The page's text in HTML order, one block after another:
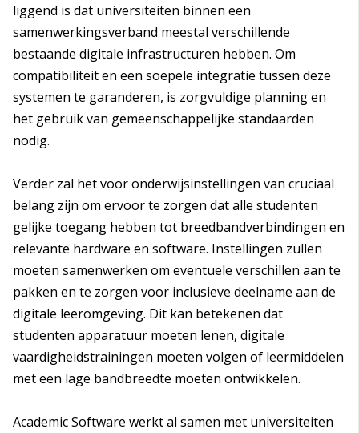
liggend is dat universiteiten binnen een
samenwerkingsverband meestal verschillende
bestaande digitale infrastructuren hebben. Om
compatibiliteit en een soepele integratie tussen deze
systemen te garanderen, is zorgvuldige planning en
het gebruik van gemeenschappelijke standaarden
nodig.
Verder zal het voor onderwijsinstellingen van cruciaal
belang zijn om ervoor te zorgen dat alle studenten
gelijke toegang hebben tot breedbandverbindingen en
relevante hardware en software. Instellingen zullen
moeten samenwerken om eventuele verschillen aan te
pakken en te zorgen voor inclusieve deelname aan de
digitale leeromgeving. Dit kan betekenen dat
studenten apparatuur moeten lenen, digitale
vaardigheidstrainingen moeten volgen of leermiddelen
met een lage bandbreedte moeten ontwikkelen.
Academic Software werkt al samen met universiteiten